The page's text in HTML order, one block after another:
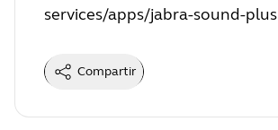
services/apps/jabra-sound-plus
Compartir